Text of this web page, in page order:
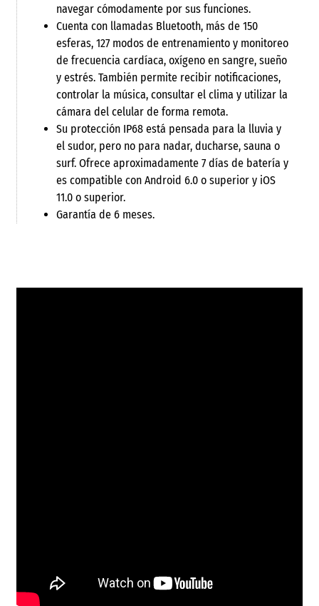
navegar cómodamente por sus funciones.
Cuenta con llamadas Bluetooth, más de 150
esferas, 127 modos de entrenamiento y monitoreo
de frecuencia cardíaca, oxígeno en sangre, sueño
y estrés. También permite recibir notificaciones,
controlar la música, consultar el clima y utilizar la
cámara del celular de forma remota.
Su protección IP68 está pensada para la lluvia y
el sudor, pero no para nadar, ducharse, sauna o
surf. Ofrece aproximadamente 7 días de batería y
es compatible con Android 6.0 o superior y iOS
11.0 o superior.
Garantía de 6 meses.